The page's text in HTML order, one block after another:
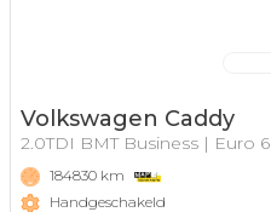
Volkswagen Caddy
2.0TDI BMT Business | Euro 6
184830 km
Handgeschakeld